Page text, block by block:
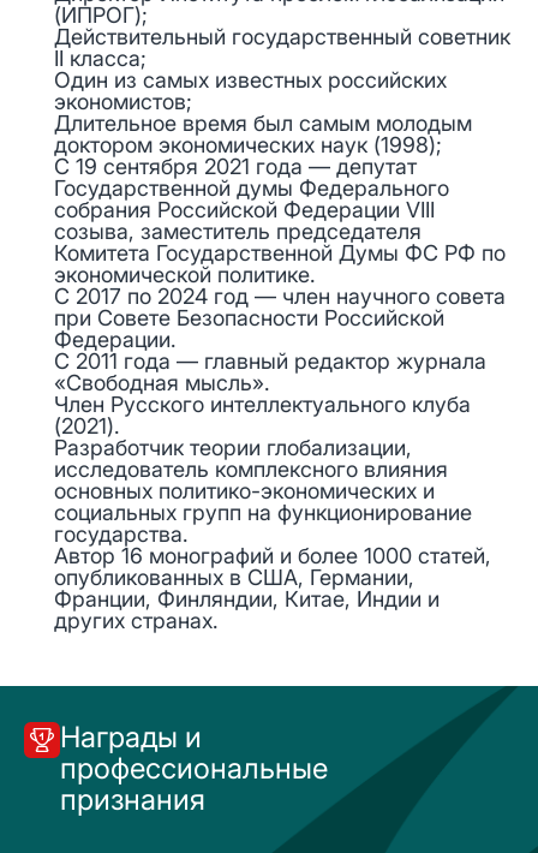
(ИПРОГ);
Действительный государственный советник
II класса;
Один из самых известных российских
экономистов;
Длительное время был самым молодым
доктором экономических наук (1998);
С 19 сентября 2021 года — депутат
Государственной думы Федерального
собрания Российской Федерации VIII
созыва, заместитель председателя
Комитета Государственной Думы ФС РФ по
экономической политике.
С 2017 по 2024 год — член научного совета
при Совете Безопасности Российской
Федерации.
С 2011 года — главный редактор журнала
«Свободная мысль».
Член Русского интеллектуального клуба
(2021).
Разработчик теории глобализации,
исследователь комплексного влияния
основных политико-экономических и
социальных групп на функционирование
государства.
Автор 16 монографий и более 1000 статей,
опубликованных в США, Германии,
Франции, Финляндии, Китае, Индии и
других странах.
Награды и
профессиональные
признания